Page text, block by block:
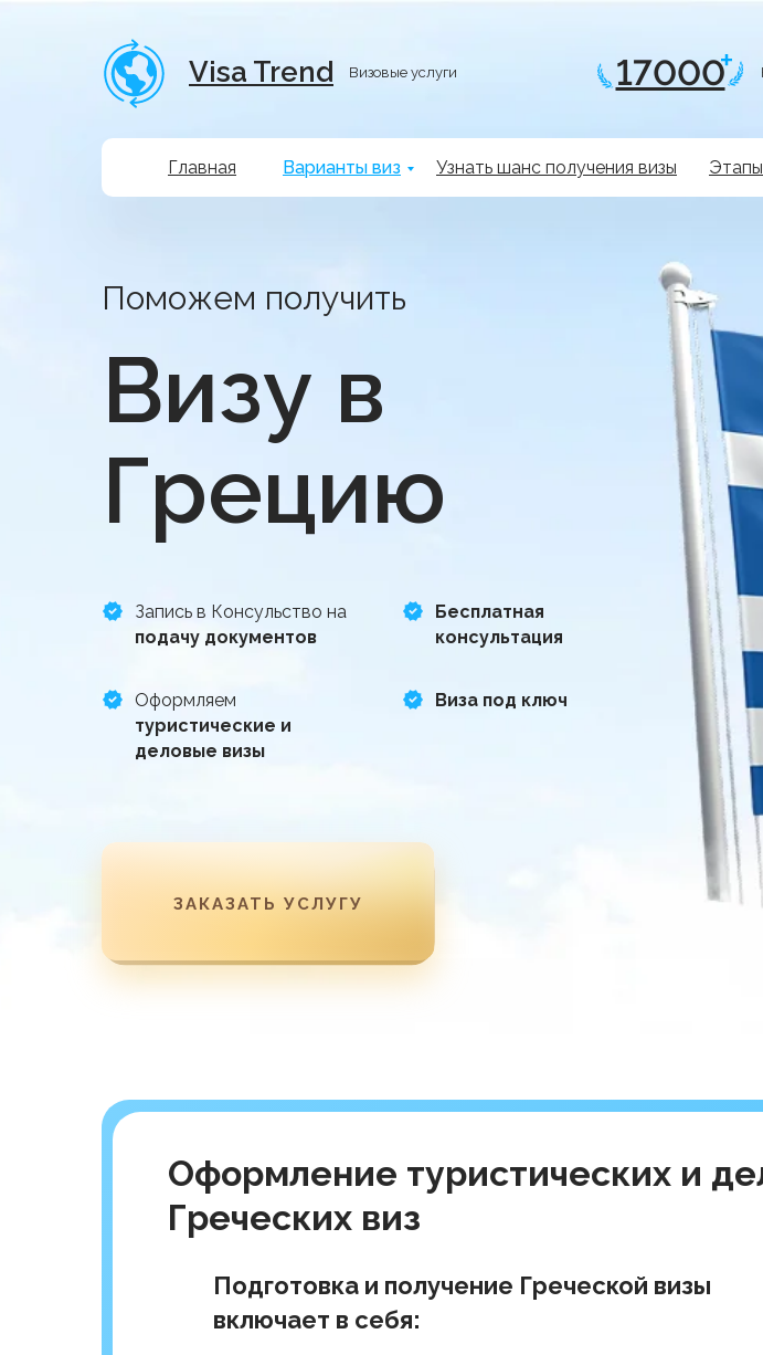
Запись в Консульство на
подачу документов
Оформляем
туристические и
деловые визы
Бесплатная
консультация
Виза под ключ
17000
Визу в
Грецию
Поможем получить
Визовые услуги
Visa Trend
Узнать шанс получения визы
Варианты виз
Главная
ЗАКАЗАТЬ УСЛУГУ
Оформление туристических и
Греческих виз
Подготовка и получение Греческой визы
включает в себя: